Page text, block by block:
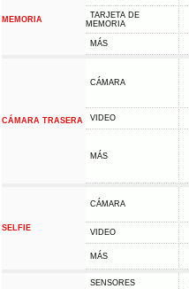
MEMORIA
TARJETA DE
MEMORIA
MÁS
CÁMARA TRASERA
CÁMARA
VIDEO
MÁS
SELFIE
CÁMARA
VIDEO
MÁS
SENSORES